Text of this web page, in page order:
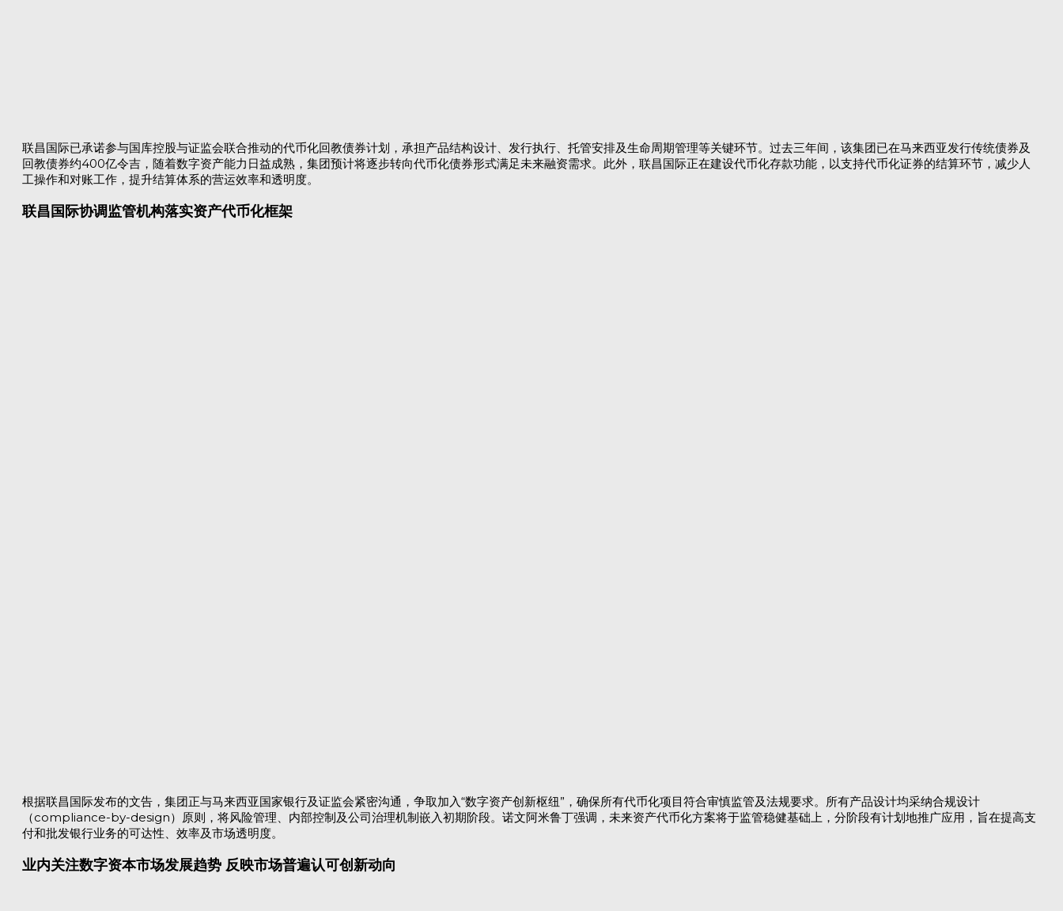
联昌国际已承诺参与国库控股与证监会联合推动的代币化回教债券计划，承担产品结构设计、发行执行、托管安排及生命周期管理等关键环节。过去三年间，该集团已在马来西亚发行传统债券及
回教债券约400亿令吉，随着数字资产能力日益成熟，集团预计将逐步转向代币化债券形式满足未来融资需求。此外，联昌国际正在建设代币化存款功能，以支持代币化证券的结算环节，减少人
工操作和对账工作，提升结算体系的营运效率和透明度。
联昌国际协调监管机构落实资产代币化框架
根据联昌国际发布的文告，集团正与马来西亚国家银行及证监会紧密沟通，争取加入“数字资产创新枢纽”，确保所有代币化项目符合审慎监管及法规要求。所有产品设计均采纳合规设计
（compliance-by-design）原则，将风险管理、内部控制及公司治理机制嵌入初期阶段。诺文阿米鲁丁强调，未来资产代币化方案将于监管稳健基础上，分阶段有计划地推广应用，旨在提高支
付和批发银行业务的可达性、效率及市场透明度。
业内关注数字资本市场发展趋势 反映市场普遍认可创新动向